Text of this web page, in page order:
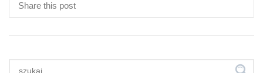
Share this post